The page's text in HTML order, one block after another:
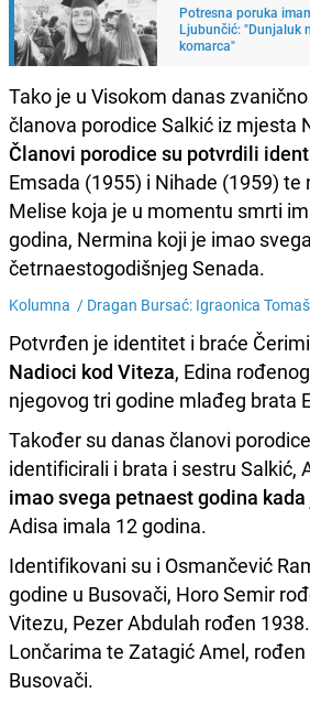
Potresna poruka
Ljubunčić: "Dunjaluk
komarca"
Tako je u Visokom danas
članova porodice Salkić iz mjesta
Članovi porodice su potvrdili
Emsada (1955) i Nihade (1959) te
Melise koja je u momentu smrti
godina, Nermina koji je imao
četrnaestogodišnjeg Senada.
Kolumna / Dragan Bursać: Igraonica
Potvrđen je identitet i braće
Nadioci kod Viteza, Edina
njegovog tri godine mlađeg brata
Također su danas članovi
identificirali i brata i sestru Salkić,
imao svega petnaest godina kada
Adisa imala 12 godina.
Identifikovani su i Osmančević
godine u Busovači, Horo Semir
Vitezu, Pezer Abdulah rođen
Lončarima te Zatagić Amel,
Busovači.